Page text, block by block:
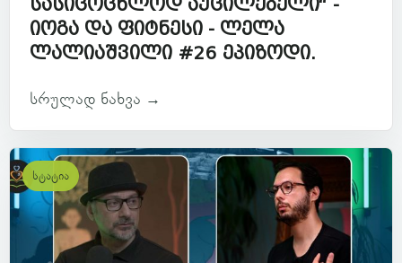
სასიცოცხლოდ აუცილებელი“ -
იოგა და ფიტნესი - ლელა
ლალიაშვილი #26 ეპიზოდი.
სრულად ნახვა →
სტატია